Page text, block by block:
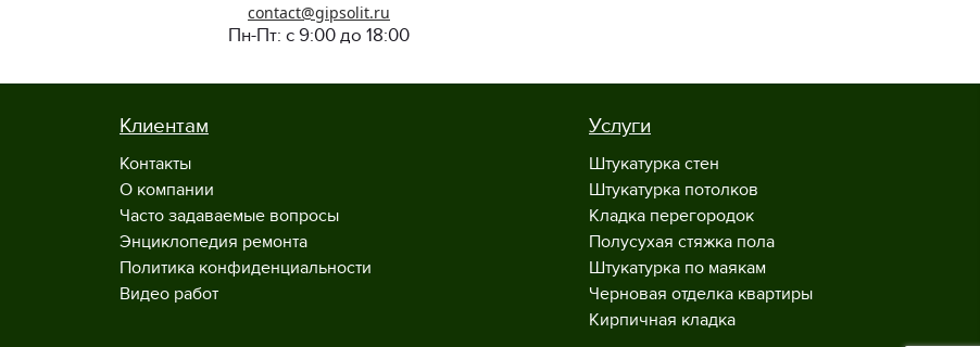
contact@gipsolit.ru
Пн-Пт: с 9:00 до 18:00
Клиентам
Контакты
О компании
Часто задаваемые вопросы
Энциклопедия ремонта
Политика конфиденциальности
Видео работ
Услуги
Штукатурка стен
Штукатурка потолков
Кладка перегородок
Полусухая стяжка пола
Штукатурка по маякам
Черновая отделка квартиры
Кирпичная кладка